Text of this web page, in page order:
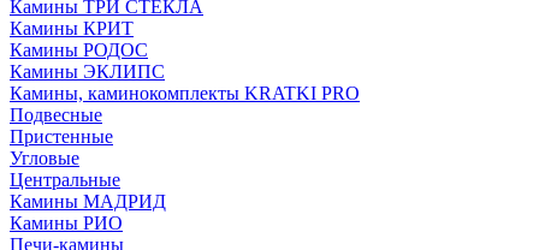
Камины ТРИ СТЕКЛА
Камины КРИТ
Камины РОДОС
Камины ЭКЛИПС
Камины, каминокомплекты KRATKI PRO
Подвесные
Пристенные
Угловые
Центральные
Камины МАДРИД
Камины РИО
Печи-камины